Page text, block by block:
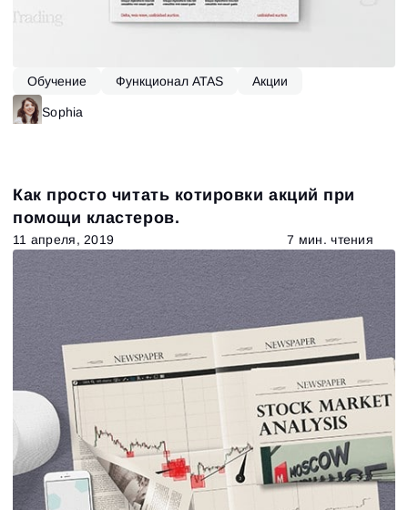
Обучение Функционал ATAS Акции
Sophia
Как просто читать котировки акций при
помощи кластеров.
11 апреля, 2019 7 мин. чтения